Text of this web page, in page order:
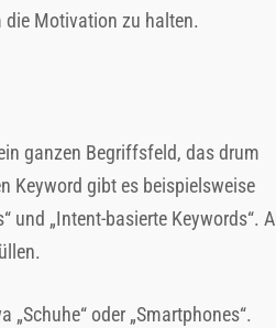
die Motivation zu halten.
ganzen Begriffsfeld, das drum
Keyword gibt es beispielsweise
und „Intent-basierte Keywords“. All
oder „Smartphones“.